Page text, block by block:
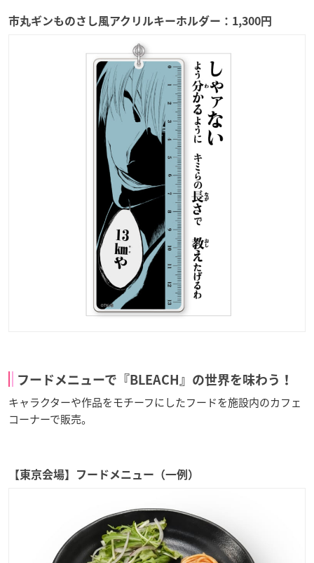
市丸ギンものさし風アクリルキーホルダー：1,300円
フードメニューで『BLEACH』の世界を味わう！
キャラクターや作品をモチーフにしたフードを施設内のカフェ
コーナーで販売。
【東京会場】フードメニュー（一例）